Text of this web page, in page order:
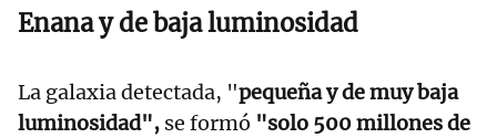
Enana y de baja luminosidad
La galaxia detectada, "pequeña y de muy baja
luminosidad", se formó "solo 500 millones de